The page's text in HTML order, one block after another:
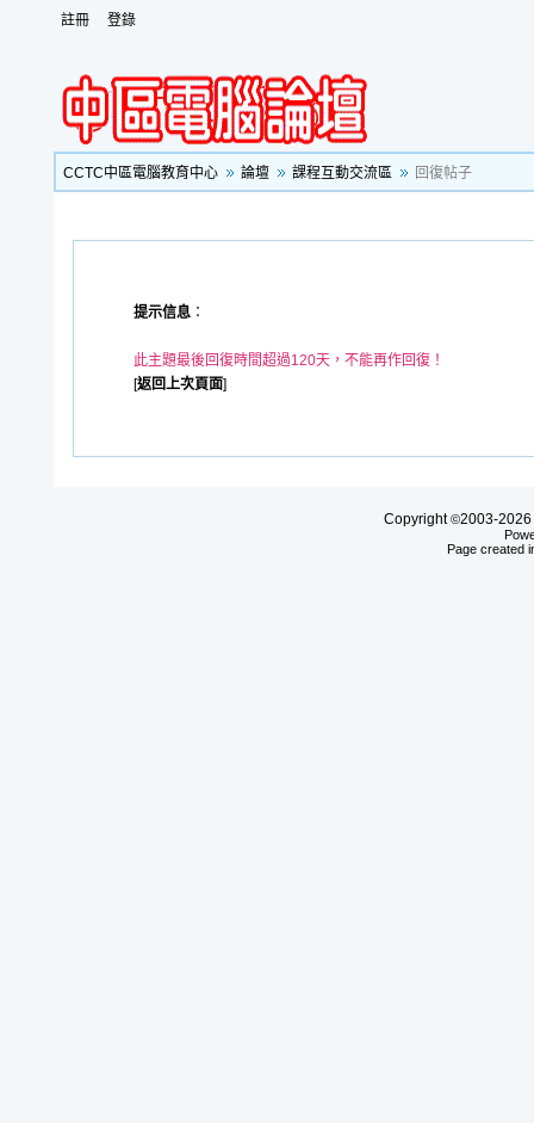
註冊 登錄
CCTC中區電腦教育中心 論壇 課程互動交流區 回復帖子
提示信息 ：
此主題最後回復時間超過120天，不能再作回復！
[返回上次頁面]
Copyright©2003-2026
Page created